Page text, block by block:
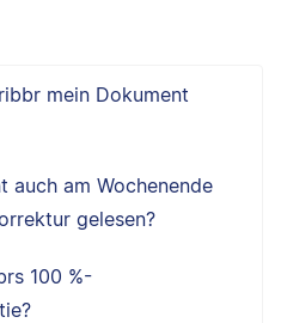
mein Dokument
auch am Wochenende
gelesen?
100 %-